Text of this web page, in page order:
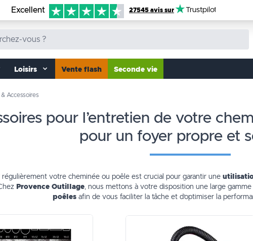
Excellent 27545 avis sur Trustpilot
Loisirs Vente flash Seconde vie
Accessoires
pour un foyer propre et
régulièrement votre cheminée ou poêle est crucial pour garantir une
Provence Outillage, nous mettons à votre disposition une large gamme
poêlesafin de vous faciliter la tâche et d’optimiser la